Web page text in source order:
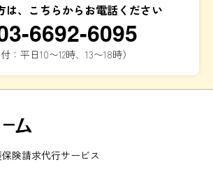
は、こちらからお電話ください
6692-6095
付：平日10〜12時、13〜18時）
険請求代行サービス